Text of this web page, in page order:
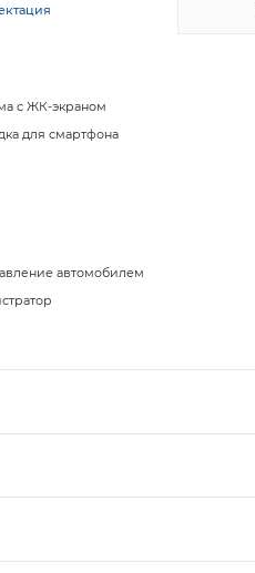
с ЖК-экраном
для смартфона
автомобилем